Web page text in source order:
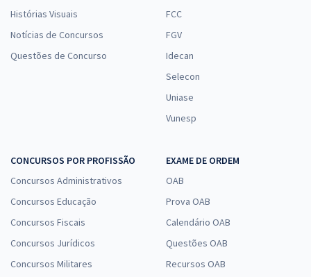
Histórias Visuais
Notícias de Concursos
Questões de Concurso
FCC
FGV
Idecan
Selecon
Uniase
Vunesp
CONCURSOS POR PROFISSÃO
Concursos Administrativos
Concursos Educação
Concursos Fiscais
Concursos Jurídicos
Concursos Militares
EXAME DE ORDEM
OAB
Prova OAB
Calendário OAB
Questões OAB
Recursos OAB